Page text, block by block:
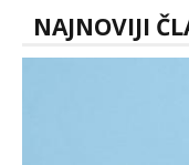
NAJNOVIJI